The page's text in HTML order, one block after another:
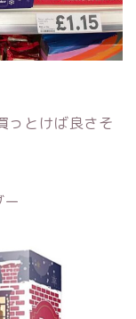
っとけば良さそ